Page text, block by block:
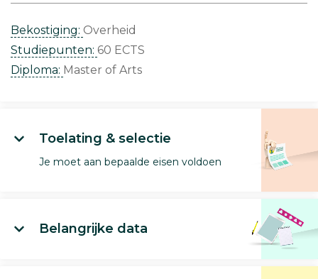
Bekostiging: Overheid
Studiepunten: 60 ECTS
Diploma: Master of Arts
Toelating & selectie
Je moet aan bepaalde eisen voldoen
Belangrijke data